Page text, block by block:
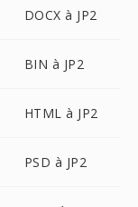
DOCX à JP2
BIN à JP2
HTML à JP2
PSD à JP2